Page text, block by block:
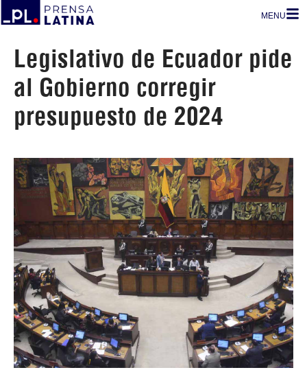
MENU
Legislativo de Ecuador pide
al Gobierno corregir
presupuesto de 2024